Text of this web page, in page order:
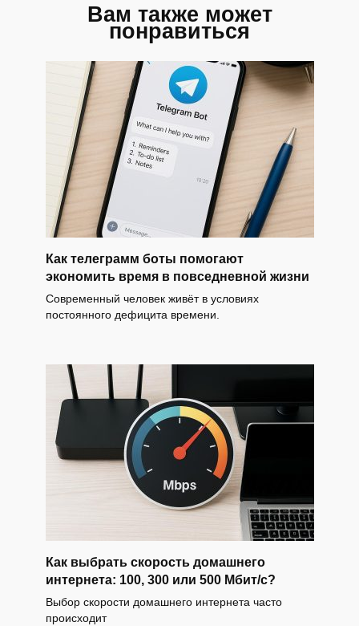
Вам также может
понравиться
Как телеграмм боты помогают
экономить время в повседневной жизни
Современный человек живёт в условиях
постоянного дефицита времени.
Как выбрать скорость домашнего
интернета: 100, 300 или 500 Мбит/с?
Выбор скорости домашнего интернета часто
происходит